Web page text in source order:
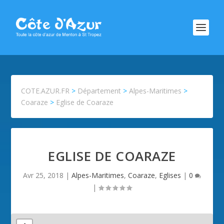
COTE.AZUR.FR > Département >Alpes-Maritimes >
Coaraze > Eglise de Coaraze
EGLISE DE COARAZE
Avr 25, 2018 | Alpes-Maritimes, Coaraze, Eglises | 0
|